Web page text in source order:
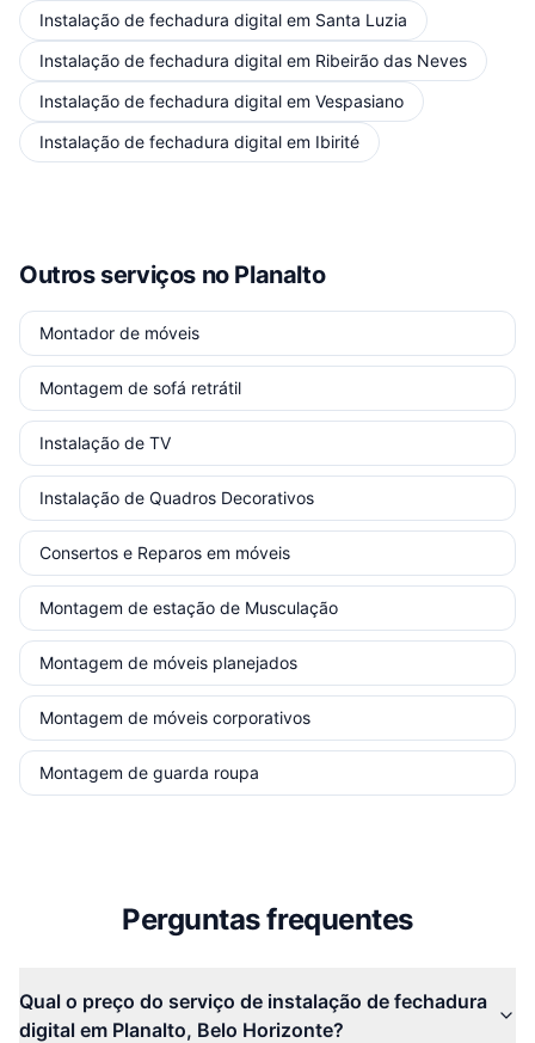
Instalação de fechadura digital em Santa Luzia
Instalação de fechadura digital em Ribeirão das Neves
Instalação de fechadura digital em Vespasiano
Instalação de fechadura digital em Ibirité
Outros serviços no Planalto
Montador de móveis
Montagem de sofá retrátil
Instalação de TV
Instalação de Quadros Decorativos
Consertos e Reparos em móveis
Montagem de estação de Musculação
Montagem de móveis planejados
Montagem de móveis corporativos
Montagem de guarda roupa
Perguntas frequentes
Qual o preço do serviço de instalação de fechadura
digital em Planalto, Belo Horizonte?